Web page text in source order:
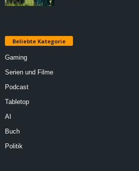
Beliebte Kategorie
Gaming
Serien und Filme
Podcast
Tabletop
AI
Buch
Politik